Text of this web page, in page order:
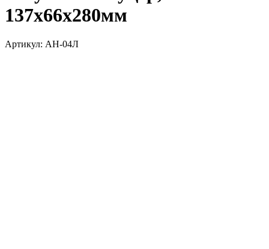
137х66х280мм
Артикул: АН-04Л